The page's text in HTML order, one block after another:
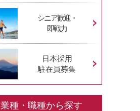
シニア歓迎・
即戦力
日本採用
駐在員募集
業種・職種から探す